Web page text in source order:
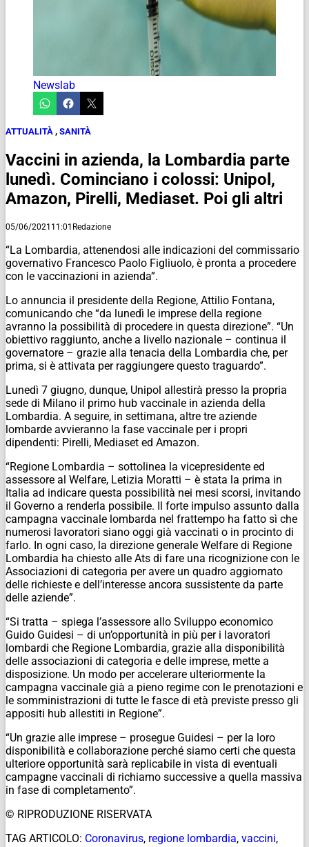
Newslab
ATTUALITÀ , SANITÀ
Vaccini in azienda, la Lombardia parte
lunedì. Cominciano i colossi: Unipol,
Amazon, Pirelli, Mediaset. Poi gli altri
05/06/2021 11:01 Redazione
“La Lombardia, attenendosi alle indicazioni del commissario
governativo Francesco Paolo Figliuolo, è pronta a procedere
con le vaccinazioni in azienda”.
Lo annuncia il presidente della Regione, Attilio Fontana,
comunicando che “da lunedì le imprese della regione
avranno la possibilità di procedere in questa direzione”. “Un
obiettivo raggiunto, anche a livello nazionale – continua il
governatore – grazie alla tenacia della Lombardia che, per
prima, si è attivata per raggiungere questo traguardo”.
Lunedì 7 giugno, dunque, Unipol allestirà presso la propria
sede di Milano il primo hub vaccinale in azienda della
Lombardia. A seguire, in settimana, altre tre aziende
lombarde avvieranno la fase vaccinale per i propri
dipendenti: Pirelli, Mediaset ed Amazon.
“Regione Lombardia – sottolinea la vicepresidente ed
assessore al Welfare, Letizia Moratti – è stata la prima in
Italia ad indicare questa possibilità nei mesi scorsi, invitando
il Governo a renderla possibile. Il forte impulso assunto dalla
campagna vaccinale lombarda nel frattempo ha fatto sì che
numerosi lavoratori siano oggi già vaccinati o in procinto di
farlo. In ogni caso, la direzione generale Welfare di Regione
Lombardia ha chiesto alle Ats di fare una ricognizione con le
Associazioni di categoria per avere un quadro aggiornato
delle richieste e dell’interesse ancora sussistente da parte
delle aziende”.
“Si tratta – spiega l’assessore allo Sviluppo economico
Guido Guidesi – di un’opportunità in più per i lavoratori
lombardi che Regione Lombardia, grazie alla disponibilità
delle associazioni di categoria e delle imprese, mette a
disposizione. Un modo per accelerare ulteriormente la
campagna vaccinale già a pieno regime con le prenotazioni e
le somministrazioni di tutte le fasce di età previste presso gli
appositi hub allestiti in Regione”.
“Un grazie alle imprese – prosegue Guidesi – per la loro
disponibilità e collaborazione perché siamo certi che questa
ulteriore opportunità sarà replicabile in vista di eventuali
campagne vaccinali di richiamo successive a quella massiva
in fase di completamento”.
© RIPRODUZIONE RISERVATA
TAG ARTICOLO: Coronavirus, regione lombardia, vaccini,